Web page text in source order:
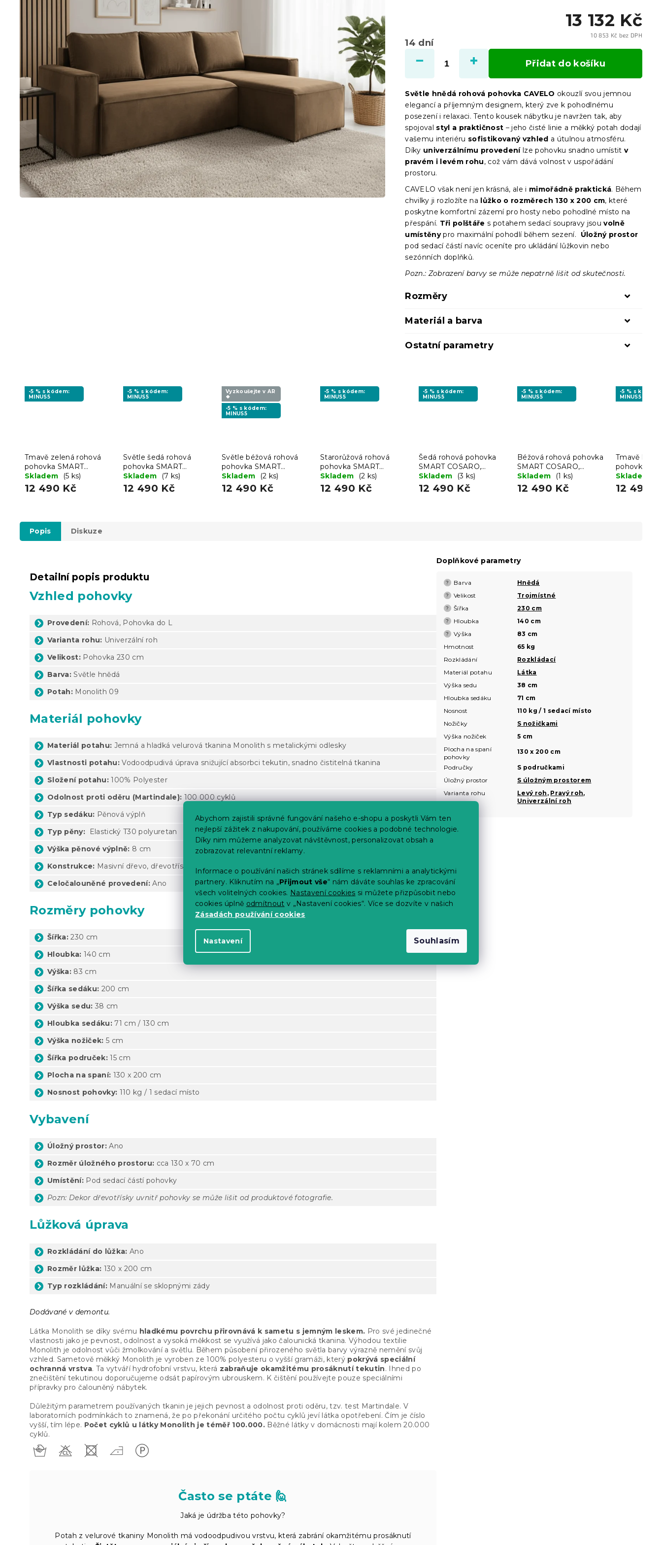
Abychom zajistili správné fungování našeho e-shopu a poskytli Vám ten
nejlepší zážitek z nakupování, používáme cookies a podobné technologie.
Díky nim můžeme analyzovat návštěvnost, personalizovat obsah a
zobrazovat relevantní reklamy.
Informace o používání našich stránek sdílíme s reklamními a analytickými
partnery. Kliknutím na „Přijmout vše“ nám dáváte souhlas ke zpracování
všech volitelných cookies. Nastavení cookies si můžete přizpůsobit nebo
cookies úplně odmítnout v „Nastavení cookies“. Více se dozvíte v našich
Zásadách používání cookies
Nastavení Souhlasím
13 132 Kč
10 853 Kč bez DPH
cena:
14 dní
Přidat do košíku
Světle hnědá rohová pohovka CAVELO okouzlí svou jemnou
elegancí a příjemným designem, který zve k pohodlnému
posezení i relaxaci. Tento kousek nábytku je navržen tak, aby
spojoval styl a praktičnost – jeho čisté linie a měkký potah dodají
vašemu interiéru sofistikovaný vzhled a útulnou atmosféru.
Díky univerzálnímu provedenílze pohovku snadno umístitv
pravém i levém rohu, což vám dává volnost v uspořádání
prostoru.
CAVELO však není jen krásná, ale i mimořádně praktická. Během
chvilky ji rozložíte na lůžko o rozměrech 130 x 200 cm, které
poskytne komfortní zázemí pro hosty nebo pohodlné místo na
přespání. Tři polštáře s potahem sedací soupravy jsou volně
umístěnypro maximální pohodlí během sezení. Úložný prostor
pod sedací částí navíc oceníte pro ukládání lůžkovin nebo
sezónních doplňků.
Pozn.: Zobrazení barvy se může nepatrně lišit od skutečnosti.
Rozměry
Materiál a barva
Ostatní parametry
-5 % s kódem:
MINUS5
Tmavě zelená rohová
pohovka SMART
COSARO, oboustranná +
2 polštářky ZDARMA
Skladem (5 ks)
12 490 Kč
-5 % s kódem:
MINUS5
Světle šedá rohová
pohovka SMART
COSARO, oboustranná +
2 polštářky ZDARMA
Skladem (7 ks)
12 490 Kč
Vyzkoušejte v AR
❖
-5 % s kódem:
MINUS5
Světle béžová rohová
pohovka SMART
COSARO, oboustranná +
2 polštářky ZDARMA
Skladem (2 ks)
12 490 Kč
-5 % s kódem:
MINUS5
Starorůžová rohová
pohovka SMART
COSARO, oboustranná +
2 polštářky ZDARMA
Skladem (2 ks)
12 490 Kč
-5 % s kódem:
MINUS5
Šedá rohová pohovka
SMART COSARO,
oboustranná + 2
polštářky ZDARMA
Skladem (3 ks)
12 490 Kč
-5 % s kódem:
MINUS5
Béžová rohová pohovka
SMART COSARO,
oboustranná + 2
polštářky ZDARMA
Skladem (1 ks)
12 490 Kč
-5 % s kódem:
MINUS5
Tmavě
pohovka
COSARO,
2 polštářky
Skladem
12 490
Popis Diskuze
Detailní popis produktu
Vzhled pohovky
Provedení: Rohová, Pohovka do L
Varianta rohu: Univerzální roh
Velikost: Pohovka 230 cm
Barva: Světle hnědá
Potah: Monolith 09
Materiál pohovky
Materiál potahu: Jemná a hladká velurová tkanina Monolith s metalickými odlesky
Vlastnosti potahu: Vodoodpudivá úprava snižující absorbci tekutin, snadno čistitelná tkanina
Složení potahu: 100% Polyester
Odolnost proti oděru (Martindale): 100 000 cyklů
Typ sedáku: Pěnová výplň
Typ pěny:
Elastický T30 polyuretan
Výška pěnové výplně: 8 cm
Konstrukce: Masivní dřevo, dřevotříska, překližka, sololit
Celočalouněné provedení: Ano
Rozměry pohovky
Šířka: 230 cm
Hloubka: 140 cm
Výška: 83 cm
Šířka sedáku: 200 cm
Výška sedu: 38 cm
Hloubka sedáku: 71 cm / 130 cm
Výška nožiček:5 cm
Šířka područek: 15 cm
Plocha na spaní: 130 x 200 cm
Nosnost pohovky: 110 kg / 1 sedací místo
Vybavení
Úložný prostor: Ano
Rozměr úložného prostoru: cca 130 x 70 cm
Umístění: Pod sedací částí pohovky
Pozn: Dekor dřevotřísky uvnitř pohovky se může lišit od produktové fotografie.
Lůžková úprava
Rozkládání do lůžka: Ano
Rozměr lůžka: 130 x 200 cm
Typ rozkládání: Manuální se sklopnými zády
Dodávané v demontu.
Látka Monolith se díky svému hladkému povrchu přirovnává k sametu s jemným leskem. Pro své jedinečné
vlastnosti jako je pevnost, odolnost a vysoká měkkost se využívá jako čalounická tkanina. Výhodou textilie
Monolith je odolnost vůči žmolkování a světlu. Během působení přirozeného světla barvy výrazně nemění svůj
vzhled. Sametově měkký Monolith je vyroben ze 100% polyesteru o vyšší gramáži, který pokrývá speciální
ochranná vrstva. Ta vytváří hydrofobní vrstvu, která zabraňuje okamžitému prosáknutí tekutin. Ihned po
znečištění tekutinou doporučujeme odsát papírovým ubrouskem. K čištění používejte pouze speciálními
přípravky pro čalouněný nábytek.
Důležitým parametrem používaných tkanin je jejich pevnost a odolnost proti oděru, tzv. test Martindale. V
laboratorních podmínkách to znamená, že po překonání určitého počtu cyklů jeví látka opotřebení. Čím je číslo
vyšší, tím lépe. Počet cyklů u látky Monolith je téměř 100.000. Běžné látky v domácnosti mají kolem 20.000
cyklů.
Často se ptáte 🙋
Jaká je údržba této pohovky?
Potah z velurové tkaniny Monolith má vodoodpudivou vrstvu, která zabrání okamžitému prosáknutí
Doplňkové parametry
? Barva Hnědá
? Velikost Trojmístné
? Šířka 230 cm
? Hloubka 140 cm
? Výška
83 cm
Hmotnost
65 kg
Rozkládání
Rozkládací
Materiál potahu
Látka
Výška sedu
38 cm
Hloubka sedáku
71 cm
Nosnost
110 kg / 1 sedací místo
Nožičky
S nožičkami
Výška nožiček
5 cm
Plocha na spaní
pohovky
130 x 200 cm
Područky
S područkami
Úložný prostor
S úložným prostorem
Varianta rohu
Levý roh , Pravý roh,
Univerzální roh